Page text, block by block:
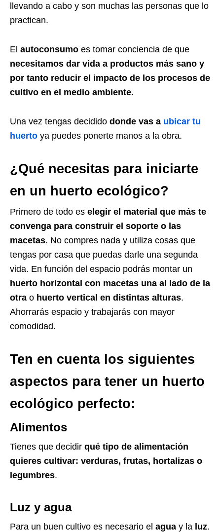
llevando a cabo y son muchas las personas que lo
practican.
El autoconsumo es tomar conciencia de que
necesitamos dar vida a productos más sano y
por tanto reducir el impacto de los procesos de
cultivo en el medio ambiente.
Una vez tengas decidido donde vas a ubicar tu
huerto ya puedes ponerte manos a la obra.
¿Qué necesitas para iniciarte
en un huerto ecológico?
Primero de todo es elegir el material que más te
convenga para construir el soporte o las
macetas. No compres nada y utiliza cosas que
tengas por casa que puedas darle una segunda
vida. En función del espacio podrás montar un
huerto horizontal con macetas una al lado de la
otra o huerto vertical en distintas alturas.
Ahorrarás espacio y trabajarás con mayor
comodidad.
Ten en cuenta los siguientes
aspectos para tener un huerto
ecológico perfecto:
Alimentos
Tienes que decidir qué tipo de alimentación
quieres cultivar: verduras, frutas, hortalizas o
legumbres.
Luz y agua
Para un buen cultivo es necesario el agua y la luz.